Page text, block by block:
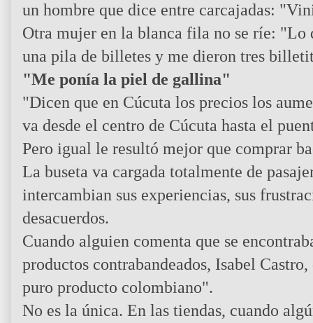
un hombre que dice entre carcajadas:
Otra mujer en la blanca fila no se ríe: "Lo
una pila de billetes y me dieron tres
"Me ponía la piel de gallina"
"Dicen que en Cúcuta los precios los
va desde el centro de Cúcuta hasta el
Pero igual le resultó mejor que comprar
La buseta va cargada totalmente de
intercambian sus experiencias, sus
desacuerdos.
Cuando alguien comenta que se
productos contrabandeados, Isabel
puro producto colombiano".
No es la única. En las tiendas, cuando